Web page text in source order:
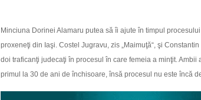
Minciuna Dorinei Alamaru putea să îi ajute în timpul
proxeneţi din Iaşi. Costel Jugravu, zis „Mai­muţă“, şi
doi traficanţi judecaţi în procesul în care femeia a minţit. Ambii
primul la 30 de ani de închisoare, însă procesul nu este încă